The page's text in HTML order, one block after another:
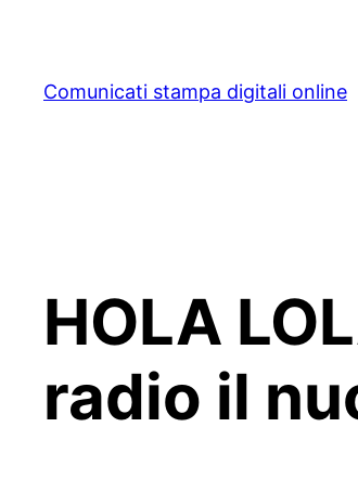
content
Comunicati stampa digitali online
HOLA
radio il